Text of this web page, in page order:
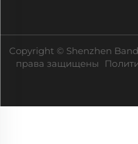
Copyright © Shenzhen
права защищены